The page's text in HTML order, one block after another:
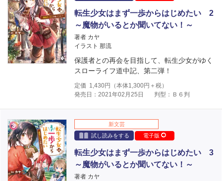
転生少女はまず一歩からはじめたい 2
～魔物がいるとか聞いてない！～
著者 カヤ
イラスト 那流
保護者との再会を目指して、転生少女がゆく
スローライフ道中記、第二弾！
定価 1,430円（本体1,300円＋税）
発売日：2021年02月25日
判型：Ｂ６判
新文芸
試し読みをする
電子版
転生少女はまず一歩からはじめたい 3
～魔物がいるとか聞いてない！～
著者 カヤ